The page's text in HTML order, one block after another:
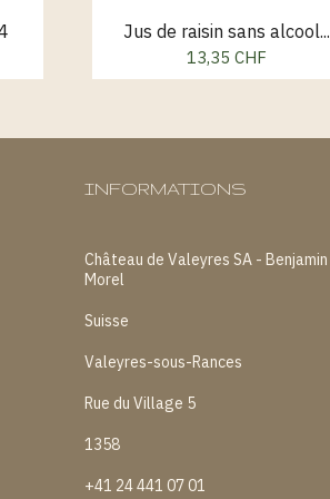
Jus de raisin sans alcool...
Prix
13,35 CHF
INFORMATIONS
Château de Valeyres SA - Benjamin
Morel
Suisse
Valeyres-sous-Rances
Rue du Village 5
1358
+41 24 441 07 01